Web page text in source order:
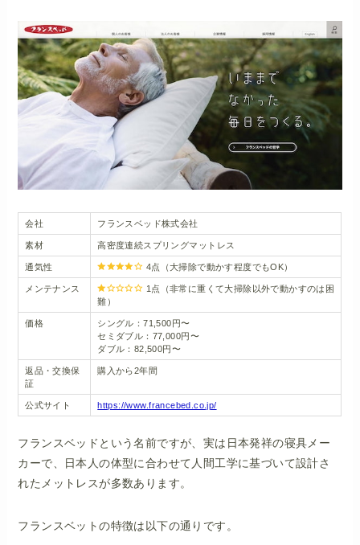
会社 フランスベッド株式会社
素材 高密度連続スプリングマットレス
通気性 4点（大掃除で動かす程度でもOK）
メンテナンス
1点（非常に重くて大掃除以外で動かすのは困
難）
価格
シングル：71,500円〜
セミダブル：77,000円〜
ダブル：82,500円〜
返品・交換保
証
購入から2年間
公式サイト https://www.francebed.co.jp/
フランスベッドという名前ですが、実は日本発祥の寝具メー
カーで、日本人の体型に合わせて人間工学に基づいて設計さ
れたメットレスが多数あります。
フランスベットの特徴は以下の通りです。